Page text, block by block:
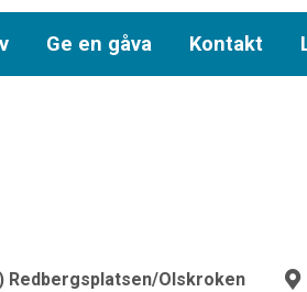
Ge en gåva Kontakt
Redbergsplatsen/Olskroken